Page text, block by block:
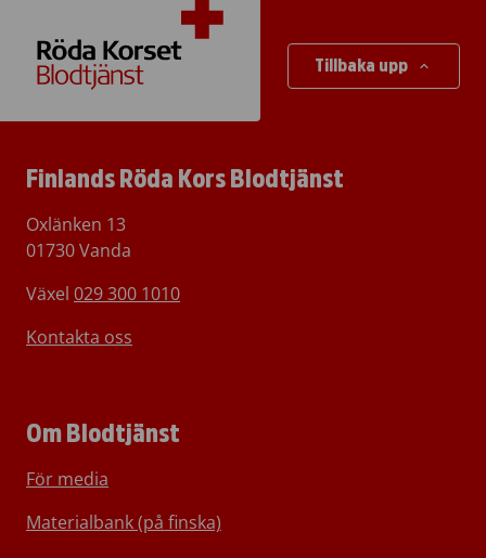
Tillbaka upp
Finlands Röda Kors Blodtjänst
Oxlänken 13
01730 Vanda
Växel 029 300 1010
Kontakta oss
Om Blodtjänst
För media
Materialbank (på finska)